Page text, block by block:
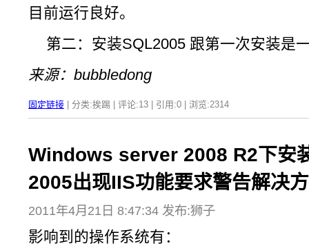
目前运行良好。
第二：安装SQL2005 跟第一次安装是
来源：bubbledong
固定链接 | 分类:挨踢 | 评论:13 | 引用:0 | 浏览:2314
Windows server 2008 R2下安
2005出现IIS功能要求警告解决
2011年4月21日 8:47:34 发布:狮子
影响到的操作系统有：